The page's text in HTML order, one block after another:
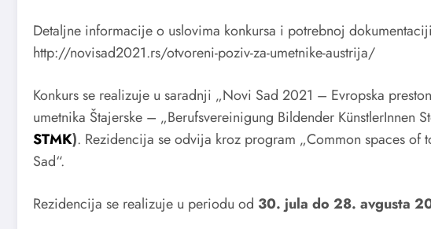
Detaljne informacije o uslovima konkursa i potrebnoj
http://novisad2021.rs/otvoreni-poziv-za-umetnike-austrija/
Konkurs se realizuje u saradnji „Novi Sad 2021 – Evropska
umetnika Štajerske – „Berufsvereinigung Bildender KünstlerInnen
STMK). Rezidencija se odvija kroz program „Common spaces
Sad“.
Rezidencija se realizuje u periodu od 30. jula do 28. avgusta